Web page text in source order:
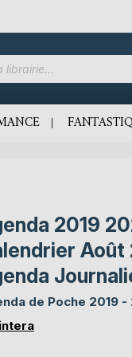
2019
Août
de Poche 2019 -